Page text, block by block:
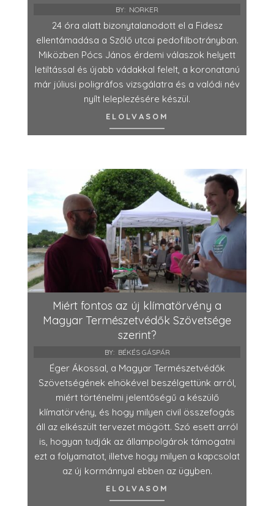
BY: NORKER
24 óra alatt bizonytalanodott el a Fidesz
ellentámadása a Szőlő utcai pedofilbotrányban.
Miközben Pócs János érdemi válaszok helyett
letiltással és újabb vádakkal felelt, a koronatanú
már júliusi poligráfos vizsgálatra és a valódi név
nyílt leleplezésére készül.
ELOLVASOM
Miért fontos az új klímatörvény a
Magyar Természetvédők Szövetsége
szerint?
BY: BÉKÉS GÁSPÁR
Éger Ákossal, a Magyar Természetvédők
Szövetségének elnökével beszélgettünk arról,
miért történelmi jelentőségű a készülő
klímatörvény, és hogy milyen civil összefogás
áll az elkészült tervezet mögött. Szó esett arról
is, hogyan tudják az állampolgárok támogatni
ezt a folyamatot, illetve hogy milyen a kapcsolat
az új kormánnyal ebben az ügyben.
ELOLVASOM